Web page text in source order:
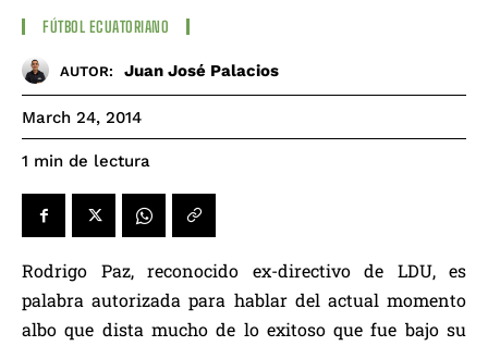
FÚTBOL ECUATORIANO
AUTOR: Juan José Palacios
March 24, 2014
1 min de lectura
Rodrigo Paz, reconocido ex-directivo de LDU, es
palabra autorizada para hablar del actual momento
albo que dista mucho de lo exitoso que fue bajo su